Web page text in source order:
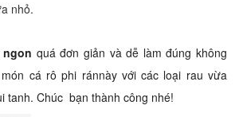
nhỏ.
quá đơn giản và dễ làm đúng không
cá rô phi ránnày với các loại rau vừa
tanh. Chúc bạn thành công nhé!